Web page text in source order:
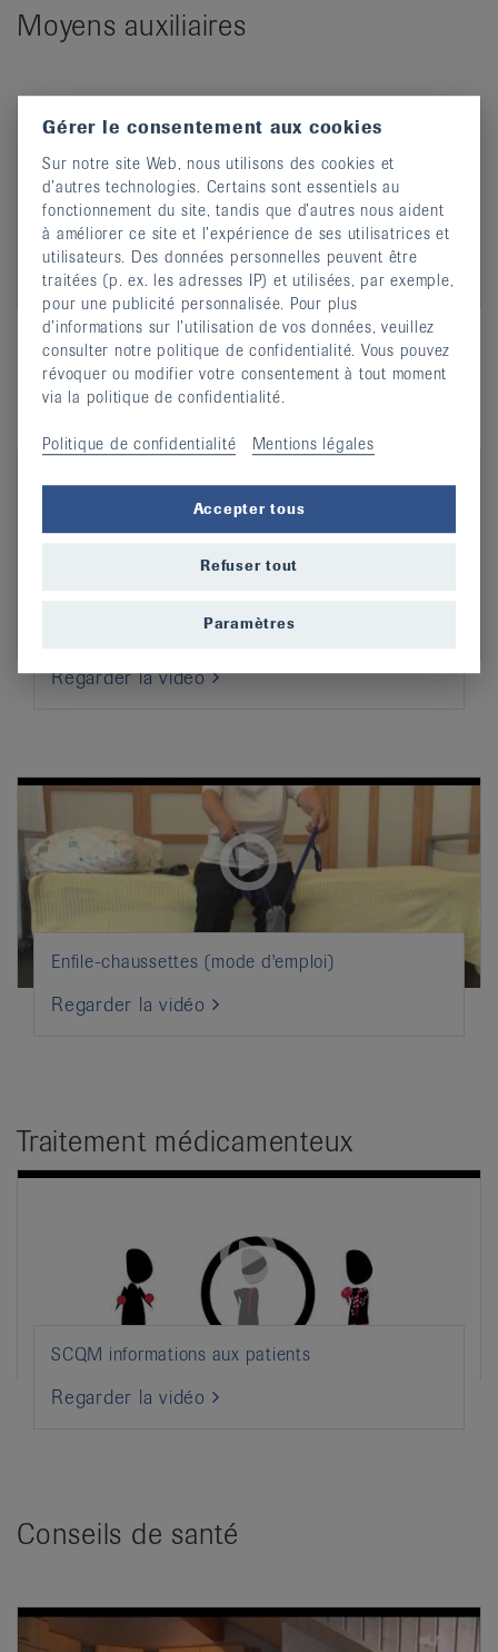
Moyens auxiliaires
Colorer les œufs avec les moyens auxiliaires
ergonomiques
Regarder la vidéo
Couteau à pain (mode d'emploi)
Regarder la vidéo
Enfile-chaussettes (mode d'emploi)
Regarder la vidéo
Traitement médicamenteux
SCQM informations aux patients
Regarder la vidéo
Conseils de santé
Gérer le consentement aux cookies
Sur notre site Web, nous utilisons des cookies et
d’autres technologies. Certains sont essentiels au
fonctionnement du site, tandis que d’autres nous aident
à améliorer ce site et l’expérience de ses utilisatrices et
utilisateurs. Des données personnelles peuvent être
traitées (p. ex. les adresses IP) et utilisées, par exemple,
pour une publicité personnalisée. Pour plus
d’informations sur l’utilisation de vos données, veuillez
consulter notre politique de confidentialité. Vous pouvez
révoquer ou modifier votre consentement à tout moment
via la politique de confidentialité.
Politique de confidentialité Mentions légales
Accepter tous
Refuser tout
Paramètres